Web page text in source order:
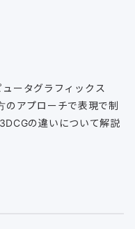
ュータグラフィックス
のアプローチで表現で制
の違いについて解説